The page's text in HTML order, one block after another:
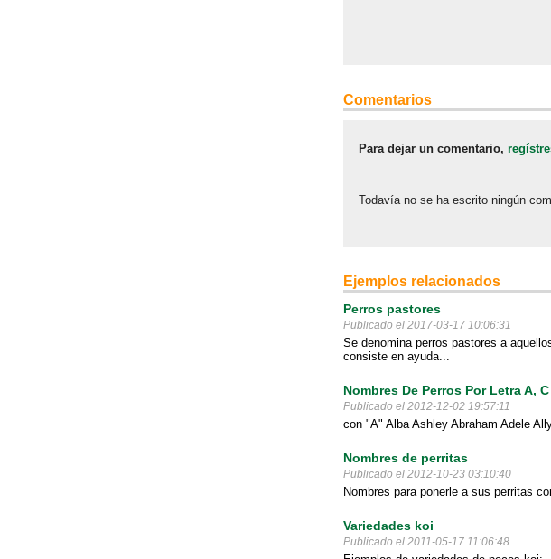
Comentarios
Para dejar un comentario,
Todavía no se ha escrito ningún
Ejemplos relacionados
Perros pastores
Publicado el 2017-03-17 10:06:31
Se denomina perros pastores a
consiste en ayuda...
Nombres De Perros Por Letra A, C
Publicado el 2012-12-02 19:57:11
con "A" Alba Ashley Abraham Adele
Nombres de perritas
Publicado el 2012-10-23 03:10:40
Nombres para ponerle a sus perritas
Variedades koi
Publicado el 2011-05-17 11:06:48